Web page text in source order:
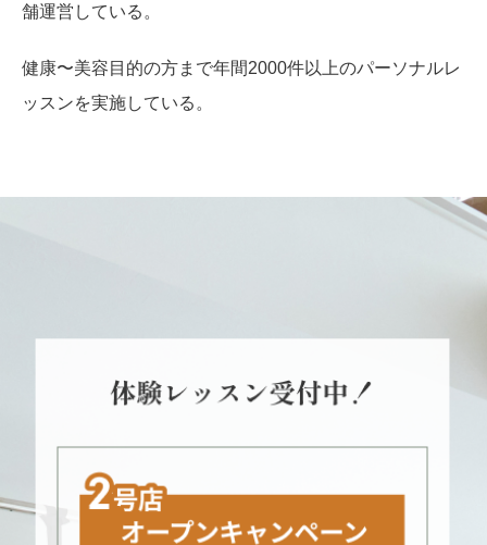
舗運営している。
健康〜美容目的の方まで年間2000件以上のパーソナルレ
ッスンを実施している。